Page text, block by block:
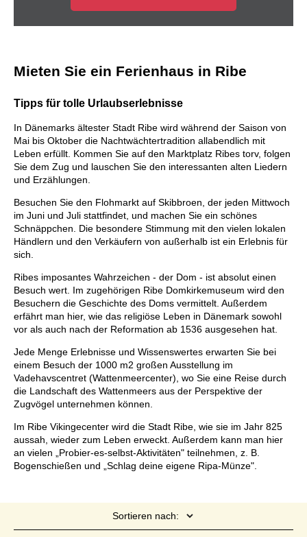
Mieten Sie ein Ferienhaus in Ribe
Tipps für tolle Urlaubserlebnisse
In Dänemarks ältester Stadt Ribe wird während der Saison von
Mai bis Oktober die Nachtwächtertradition allabendlich mit
Leben erfüllt. Kommen Sie auf den Marktplatz Ribes torv, folgen
Sie dem Zug und lauschen Sie den interessanten alten Liedern
und Erzählungen.
Besuchen Sie den Flohmarkt auf Skibbroen, der jeden Mittwoch
im Juni und Juli stattfindet, und machen Sie ein schönes
Schnäppchen. Die besondere Stimmung mit den vielen lokalen
Händlern und den Verkäufern von außerhalb ist ein Erlebnis für
sich.
Ribes imposantes Wahrzeichen - der Dom - ist absolut einen
Besuch wert. Im zugehörigen Ribe Domkirkemuseum wird den
Besuchern die Geschichte des Doms vermittelt. Außerdem
erfährt man hier, wie das religiöse Leben in Dänemark sowohl
vor als auch nach der Reformation ab 1536 ausgesehen hat.
Jede Menge Erlebnisse und Wissenswertes erwarten Sie bei
einem Besuch der 1000 m2 großen Ausstellung im
Vadehavscentret (Wattenmeercenter), wo Sie eine Reise durch
die Landschaft des Wattenmeers aus der Perspektive der
Zugvögel unternehmen können.
Im Ribe Vikingecenter wird die Stadt Ribe, wie sie im Jahr 825
aussah, wieder zum Leben erweckt. Außerdem kann man hier
an vielen „Probier-es-selbst-Aktivitäten" teilnehmen, z. B.
Bogenschießen und „Schlag deine eigene Ripa-Münze".
Sortieren nach: